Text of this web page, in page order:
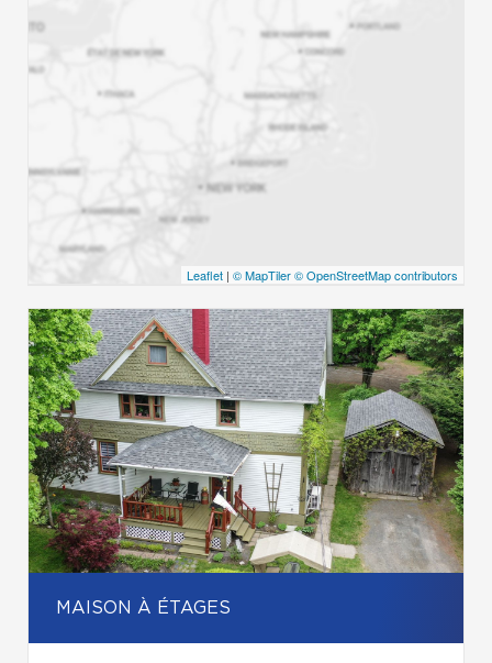
Leaflet | © MapTiler© OpenStreetMap contributors
MAISON À ÉTAGES